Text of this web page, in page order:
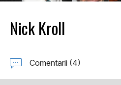
Nick Kroll
Comentarii (4)